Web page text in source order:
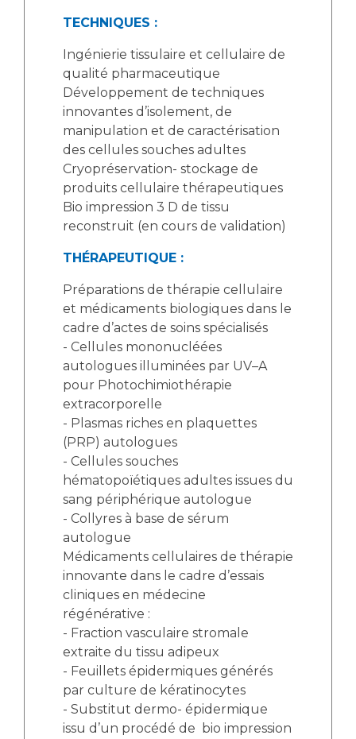
Protection des données
Sécurité
Les recherches en santé à l’AP-HM
Lieu de santé sans tabac
TECHNIQUES :
Ingénierie tissulaire et cellulaire de
qualité pharmaceutique
Développement de techniques
innovantes d’isolement, de
manipulation et de caractérisation
des cellules souches adultes
Cryopréservation- stockage de
produits cellulaire thérapeutiques
Bio impression 3 D de tissu
reconstruit (en cours de validation)
THÉRAPEUTIQUE :
Préparations de thérapie cellulaire
et médicaments biologiques dans le
cadre d’actes de soins spécialisés
- Cellules mononucléées
autologues illuminées par UV–A
pour Photochimiothérapie
extracorporelle
- Plasmas riches en plaquettes
(PRP) autologues
- Cellules souches
hématopoïétiques adultes issues du
sang périphérique autologue
- Collyres à base de sérum
autologue
Médicaments cellulaires de thérapie
innovante dans le cadre d’essais
cliniques en médecine
régénérative :
- Fraction vasculaire stromale
extraite du tissu adipeux
- Feuillets épidermiques générés
par culture de kératinocytes
- Substitut dermo- épidermique
issu d’un procédé de bio impression